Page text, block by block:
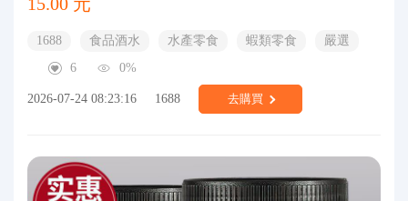
1688 食品酒水 水產零食 蝦類零食
嚴選
6
0%
2026-07-24 08:23:16 1688 去購買